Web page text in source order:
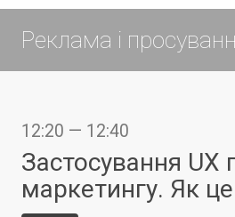
Реклама і
12:20 — 12:40
Застосування UX
маркетингу. Як